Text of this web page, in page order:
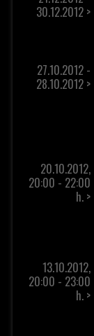
30.12.2012 >
27.10.2012 -
28.10.2012 >
20.10.2012,
20:00 - 22:00
h. >
13.10.2012,
20:00 - 23:00
h. >